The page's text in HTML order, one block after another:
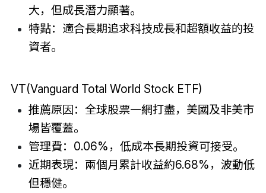
大，但成長潛力顯著。
特點：適合長期追求科技成長和超額收益的投
資者。
VT(Vanguard Total World Stock ETF)
推薦原因：全球股票一網打盡，美國及非美市
場皆覆蓋。
管理費：0.06%，低成本長期投資可接受。
近期表現：兩個月累計收益約6.68%，波動低
但穩健。